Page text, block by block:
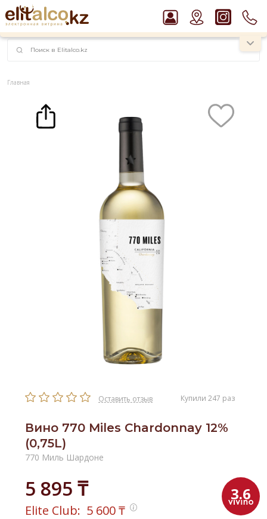
наименований!
instagram.com/rojo.kz
Рекомендуем
Виски Talisker 10 YO Malt 45,8% in Box
Пиво Guinness Draught 4,2% Can
Ром Captain Morgan White 37,5%
Водка Smirnoff Red Vodka 37,5%
Джин Gordon`s London Dry Gin 37,5%
Главная
Оставить отзыв Купили 247 раз
Вино 770 Miles Chardonnay 12%
(0,75L)
770 Миль Шардоне
5 895 ₸ 3.6
Elite Club: 5 600₸